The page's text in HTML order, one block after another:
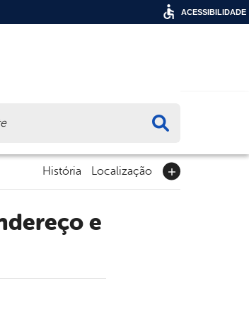
História Localização
ACESSIBILIDADE